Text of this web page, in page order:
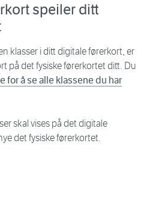
speiler ditt
klasser i ditt digitale førerkort, er
på det fysiske førerkortet ditt. Du
for å se alle klassene du har
skal vises på det digitale
det fysiske førerkortet.